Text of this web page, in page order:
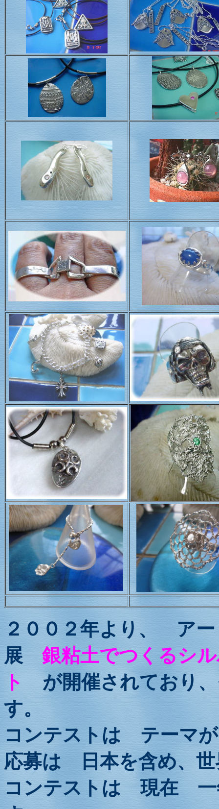
２００２年より、 ア
展銀粘土でつくるシ
ト
が開催されており
す。
コンテストは テーマが
応募は 日本を含め、世
コンテストは 現在 一